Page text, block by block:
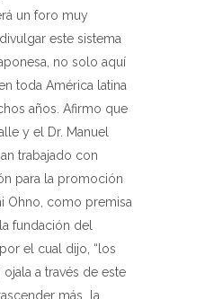
un foro muy
este sistema
no solo aquí
toda América latina
años. Afirmo que
y el Dr. Manuel
trabajado con
para la promoción
Ohno, como premisa
fundación del
el cual dijo, “los
a través de este
más
la